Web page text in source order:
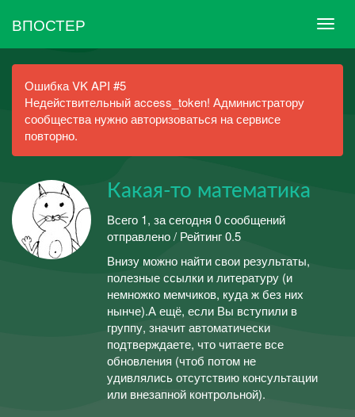
ВПОСТЕР
Ошибка VK API #5
Недействительный access_token! Администратору
сообщества нужно авторизоваться на сервисе
повторно.
Какая-то математика
Всего 1, за сегодня 0 сообщений
отправлено / Рейтинг 0.5
Внизу можно найти свои результаты,
полезные ссылки и литературу (и
немножко мемчиков, куда ж без них
нынче).А ещё, если Вы вступили в
группу, значит автоматически
подтверждаете, что читаете все
обновления (чтоб потом не
удивлялись отсутствию консультации
или внезапной контрольной).